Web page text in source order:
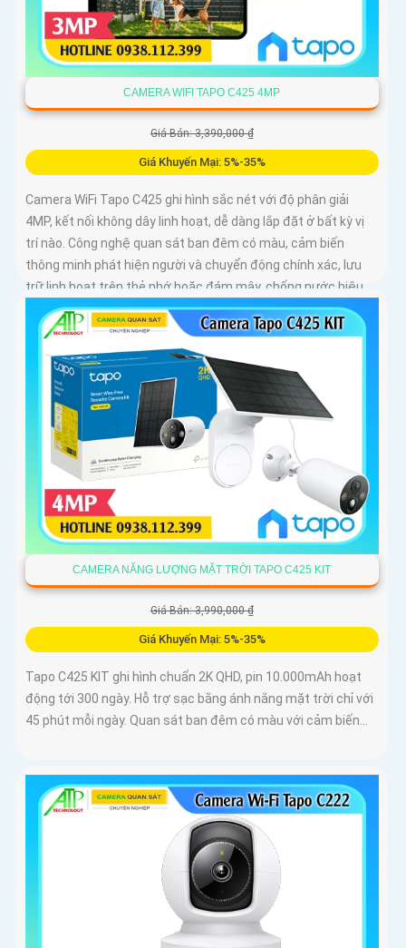
CAMERA WIFI TAPO C425 4MP
Giá Bán: 3,390,000 ₫
Giá Khuyến Mại: 5%-35%
Camera WiFi Tapo C425 ghi hình sắc nét với độ phân giải
4MP, kết nối không dây linh hoạt, dễ dàng lắp đặt ở bất kỳ vị
trí nào. Công nghệ quan sát ban đêm có màu, cảm biến
thông minh phát hiện người và chuyển động chính xác, lưu
trữ linh hoạt trên thẻ nhớ hoặc đám mây, chống nước hiệu
CAMERA NĂNG LƯỢNG MẶT TRỜI TAPO C425 KIT
Giá Bán: 3,990,000 ₫
Giá Khuyến Mại: 5%-35%
Tapo C425 KIT ghi hình chuẩn 2K QHD, pin 10.000mAh hoạt
động tới 300 ngày. Hỗ trợ sạc bằng ánh nắng mặt trời chỉ với
45 phút mỗi ngày. Quan sát ban đêm có màu với cảm biến...